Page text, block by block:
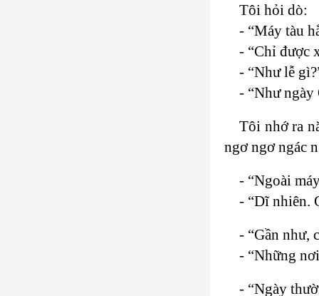
Tôi hỏi dò:
- “Máy tàu
- “Chỉ được
- “Như lễ
- “Như ngày
Tôi nhớ ra
ngơ ngơ ngác
- “Ngoài
- “Dĩ nhiên.
- “Gần như,
- “Những
- “Ngày